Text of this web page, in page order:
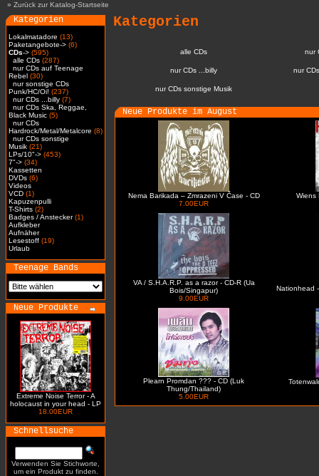
» Zurück zur Katalog-Startseite
Kategorien
Lokalmatadore (13)
Paketangebote-> (6)
CDs-> (595)
alle CDs (287)
nur CDs auf Teenage
Rebel (30)
nur sonstige CDs
Punk/HC/Oi! (237)
nur CDs ...billy (7)
nur CDs Ska, Reggae,
Black Music (5)
nur CDs
Hardrock/Metal/Metalcore (8)
nur CDs sonstige
Musik (21)
LPs/10"-> (453)
7"-> (34)
Kassetten
DVDs (6)
Videos
VCD (1)
Kapuzenpulli
T-Shirts (2)
Badges / Anstecker(1)
Aufkleber
Aufnäher
Lesestoff (19)
Urlaub
Teenage Bands
Neue Produkte
Extreme Noise Terror - A
holocaust in your head - LP
18.00EUR
Schnellsuche
Verwenden Sie Stichworte,
um ein Produkt zu finden.
Kategorien
alle CDs nur
nur CDs ...billy nur
nur CDs sonstige Musik
Neue Produkte im August
Nema Barikada – Zmrazeni V Čase - CD
7.00EUR
Wiens
VA / S.H.A.R.P. as a razor - CD-R (Ua
Bois/Singapur)
9.00EUR
Nationhead
Plearn Promdan ??? - CD (Luk
Thung/Thailand)
5.00EUR